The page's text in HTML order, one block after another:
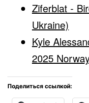
Ziferblat -
Ukraine)
Kyle
2025
Поделиться ссылкой: